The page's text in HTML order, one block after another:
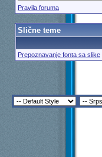
Pravila foruma
Slične teme
Prepoznavanje fonta sa slike